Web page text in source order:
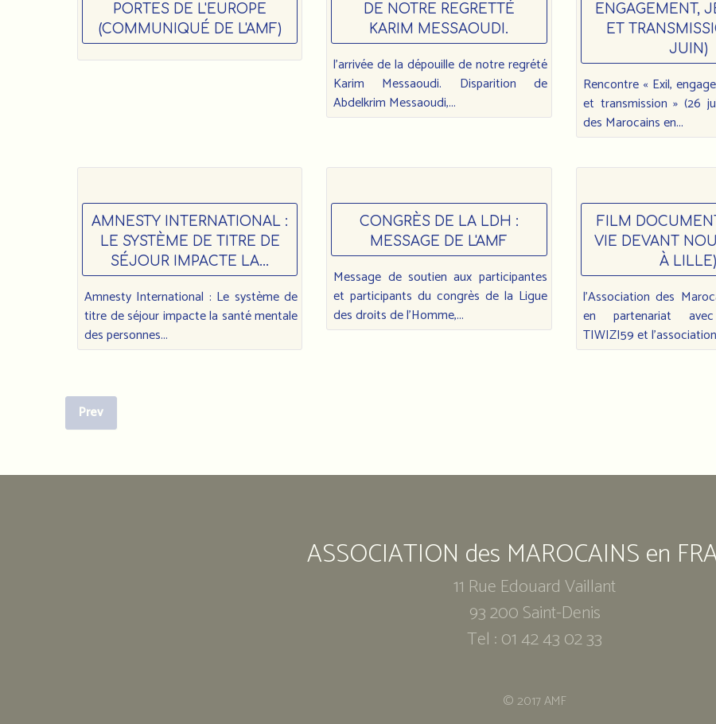
PORTES DE L'EUROPE
(COMMUNIQUÉ DE L'AMF)
DE NOTRE REGRETTÉ
KARIM MESSAOUDI.
l’arrivée de la dépouille de notre regrété
Karim Messaoudi. Disparition de
Abdelkrim Messaoudi,...
ENGAGEMENT,
ET
JUIN)
Rencontre « Exil,
et transmission » (26
des Marocains en...
AMNESTY INTERNATIONAL :
LE SYSTÈME DE TITRE DE
SÉJOUR IMPACTE LA...
Amnesty International : Le système de
titre de séjour impacte la santé mentale
des personnes...
CONGRÈS DE LA LDH :
MESSAGE DE L'AMF
Message de soutien aux participantes
et participants du congrès de la Ligue
des droits de l’Homme,...
FILM
VIE DEVANT
À LILLE)
l'Association des
en partenariat
TIWIZI59 et
Prev
ASSOCIATION des MAROCAINS en
11 Rue Edouard Vaillant
93 200 Saint-Denis
Tel : 01 42 43 02 33
© 2017 AMF